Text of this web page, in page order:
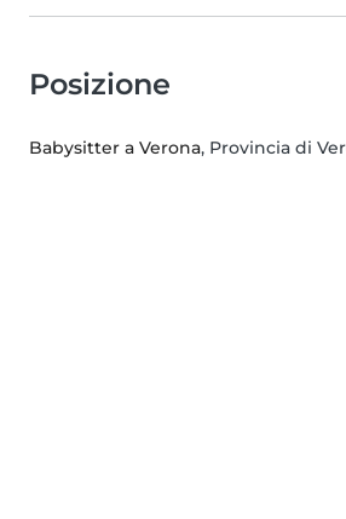
Posizione
Babysitter a Verona, Provincia di